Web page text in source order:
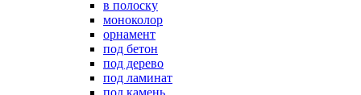
в полоску
моноколор
орнамент
под бетон
под дерево
под ламинат
под камень